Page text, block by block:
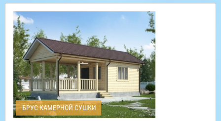
БРУС КАМЕРНОЙ СУШКИ